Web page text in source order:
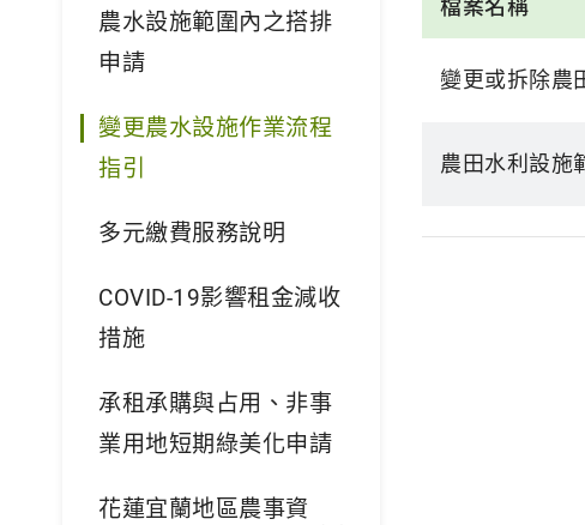
農水設施範圍內之搭排
申請
變更農水設施作業流程
指引
多元繳費服務說明
COVID-19影響租金減收
措施
承租承購與占用、非事
業用地短期綠美化申請
花蓮宜蘭地區農事資
檔案名稱
變更或拆除農
農田水利設施